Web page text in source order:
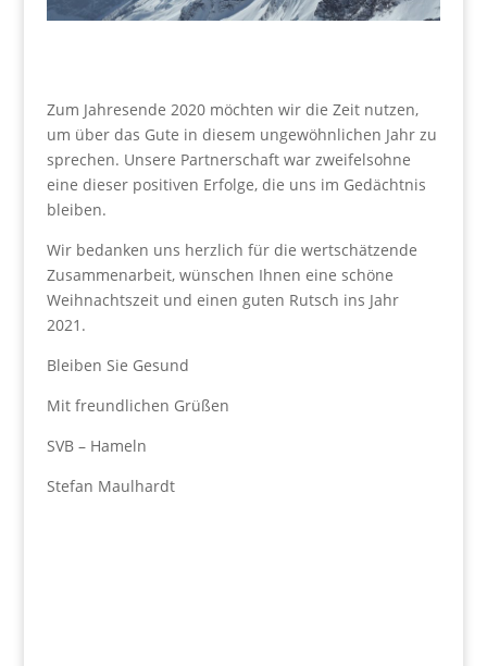
Zum Jahresende 2020 möchten wir die Zeit nutzen,
um über das Gute in diesem ungewöhnlichen Jahr zu
sprechen. Unsere Partnerschaft war zweifelsohne
eine dieser positiven Erfolge, die uns im Gedächtnis
bleiben.
Wir bedanken uns herzlich für die wertschätzende
Zusammenarbeit, wünschen Ihnen eine schöne
Weihnachtszeit und einen guten Rutsch ins Jahr
2021.
Bleiben Sie Gesund
Mit freundlichen Grüßen
SVB – Hameln
Stefan Maulhardt